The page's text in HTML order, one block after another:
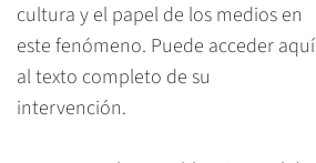
cultura y el papel de los medios en
este fenómeno. Puede acceder aquí
al texto completo de su
intervención.​